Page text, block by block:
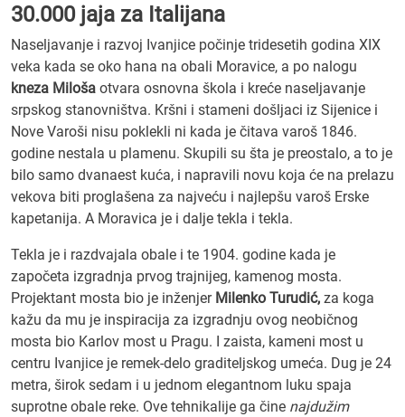
30.000 jaja za Italijana
Naseljavanje i razvoj Ivanjice počinje tridesetih godina XIX
veka kada se oko hana na obali Moravice, a po nalogu
kneza Miloša otvara osnovna škola i kreće naseljavanje
srpskog stanovništva. Kršni i stameni došljaci iz Sijenice i
Nove Varoši nisu poklekli ni kada je čitava varoš 1846.
godine nestala u plamenu. Skupili su šta je preostalo, a to je
bilo samo dvanaest kuća, i napravili novu koja će na prelazu
vekova biti proglašena za najveću i najlepšu varoš Erske
kapetanija. A Moravica je i dalje tekla i tekla.
Tekla je i razdvajala obale i te 1904. godine kada je
započeta izgradnja prvog trajnijeg, kamenog mosta.
Projektant mosta bio je inženjer Milenko Turudić, za koga
kažu da mu je inspiracija za izgradnju ovog neobičnog
mosta bio Karlov most u Pragu. I zaista, kameni most u
centru Ivanjice je remek-delo graditeljskog umeća. Dug je 24
metra, širok sedam i u jednom elegantnom luku spaja
suprotne obale reke. Ove tehnikalije ga čine najdužim